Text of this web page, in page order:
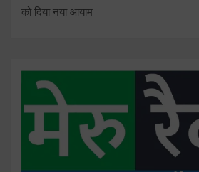
को दिया नया आयाम